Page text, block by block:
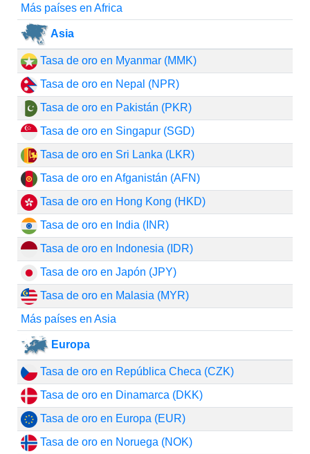
Más países en Africa
Asia
Tasa de oro en Myanmar (MMK)
Tasa de oro en Nepal (NPR)
Tasa de oro en Pakistán (PKR)
Tasa de oro en Singapur (SGD)
Tasa de oro en Sri Lanka (LKR)
Tasa de oro en Afganistán (AFN)
Tasa de oro en Hong Kong (HKD)
Tasa de oro en India (INR)
Tasa de oro en Indonesia (IDR)
Tasa de oro en Japón (JPY)
Tasa de oro en Malasia (MYR)
Más países en Asia
Europa
Tasa de oro en República Checa (CZK)
Tasa de oro en Dinamarca (DKK)
Tasa de oro en Europa (EUR)
Tasa de oro en Noruega (NOK)